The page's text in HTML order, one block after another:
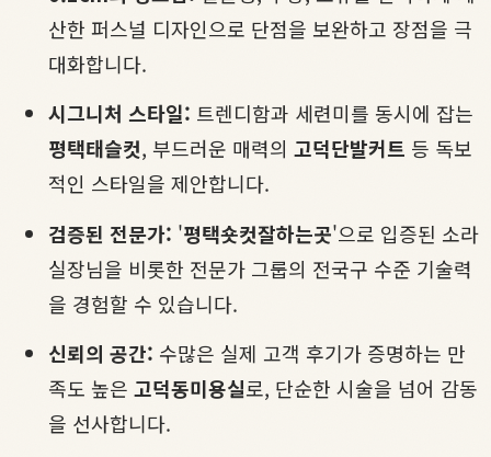
산한 퍼스널 디자인으로 단점을 보완하고 장점을 극
대화합니다.
시그니처 스타일: 트렌디함과 세련미를 동시에 잡는
평택태슬컷, 부드러운 매력의 고덕단발커트 등 독보
적인 스타일을 제안합니다.
검증된 전문가: '평택숏컷잘하는곳'으로 입증된 소라
실장님을 비롯한 전문가 그룹의 전국구 수준 기술력
을 경험할 수 있습니다.
신뢰의 공간: 수많은 실제 고객 후기가 증명하는 만
족도 높은 고덕동미용실로, 단순한 시술을 넘어 감동
을 선사합니다.